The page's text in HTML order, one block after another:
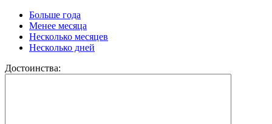
Больше года
Менее месяца
Несколько месяцев
Несколько дней
Достоинства: